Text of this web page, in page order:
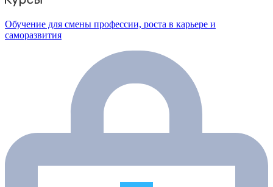
Обучение для смены профессии, роста в карьере и
саморазвития